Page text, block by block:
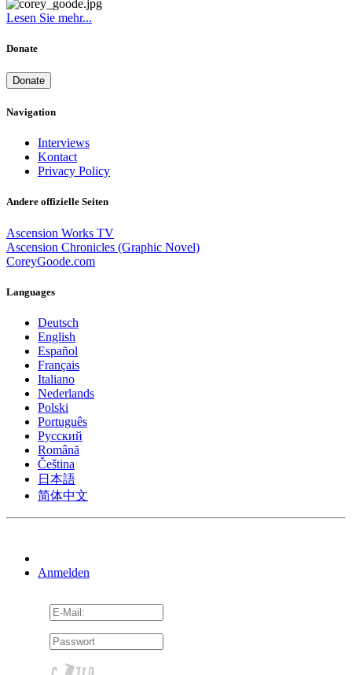
Lesen Sie mehr...
Donate
Donate
Navigation
Interviews
Kontact
Privacy Policy
Andere offizielle Seiten
Ascension Works TV
Ascension Chronicles (Graphic Novel)
CoreyGoode.com
Languages
Deutsch
English
Español
Français
Italiano
Nederlands
Polski
Português
Pусский
Română
Čeština
日本語
简体中文
Anmelden